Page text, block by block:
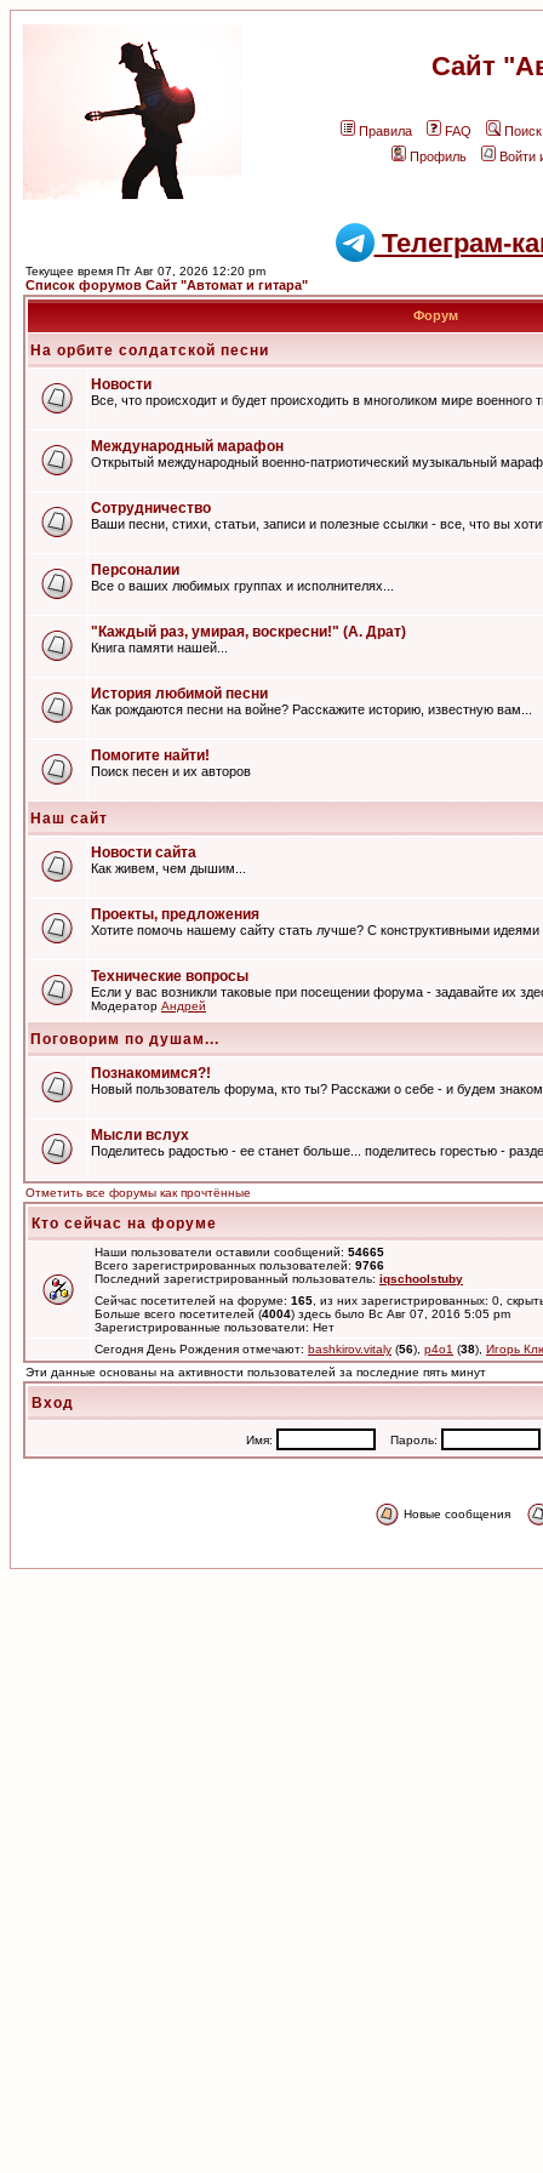
Сайт
Правила FAQ
Поиск
Профиль
Войти
Телеграм-
Текущее время Пт Авг 07, 2026 12:20 pm
Список форумов Сайт "Автомат и гитара"
Форум
На орбите солдатской песни
Новости
Все, что происходит и будет происходить в многоликом мире военного
Международный марафон
Открытый международный военно-патриотический музыкальный
Сотрудничество
Ваши песни, стихи, статьи, записи и полезные ссылки - все, что вы
Персоналии
Все о ваших любимых группах и исполнителях...
"Каждый раз, умирая, воскресни!" (А. Драт)
Книга памяти нашей...
История любимой песни
Как рождаются песни на войне? Расскажите историю, известную вам...
Помогите найти!
Поиск песен и их авторов
Наш сайт
Новости сайта
Как живем, чем дышим...
Проекты, предложения
Хотите помочь нашему сайту стать лучше? С конструктивными
Технические вопросы
Если у вас возникли таковые при посещении форума - задавайте их
Модератор Андрей
Поговорим по душам...
Познакомимся?!
Новый пользователь форума, кто ты? Расскажи о себе - и будем
Мысли вслух
Поделитесь радостью - ее станет больше... поделитесь горестью -
Отметить все форумы как прочтённые
Кто сейчас на форуме
Наши пользователи оставили сообщений: 54665
Всего зарегистрированных пользователей: 9766
Последний зарегистрированный пользователь: iqschoolstuby
Сейчас посетителей на форуме: 165 , из них зарегистрированных: 0,
Больше всего посетителей (4004) здесь было Вс Авг 07, 2016 5:05 pm
Зарегистрированные пользователи: Нет
Сегодня День Рождения отмечают: bashkirov.vitaly (56), p4o1 (38), Игорь
Эти данные основаны на активности пользователей за последние пять минут
Вход
Имя: Пароль:
Новые сообщения